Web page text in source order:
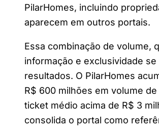
PilarHomes, incluindo
aparecem em outros portais.
Essa combinação de volume,
informação e exclusividade
resultados. O PilarHomes
R$ 600 milhões em volume
ticket médio acima de R$ 3
consolida o portal como